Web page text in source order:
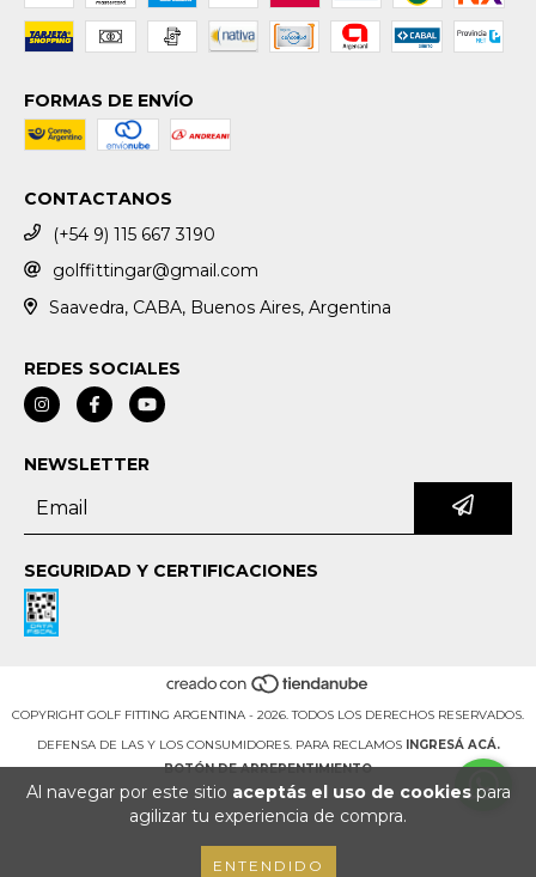
Al navegar por este sitio aceptás el uso de cookiespara
agilizar tu experiencia de compra.
ENTENDIDO
FORMAS DE ENVÍO
CONTACTANOS
(+54 9) 115 667 3190
golffittingar@gmail.com
Saavedra, CABA, Buenos Aires, Argentina
REDES SOCIALES
NEWSLETTER
SEGURIDAD Y CERTIFICACIONES
COPYRIGHT GOLF FITTING ARGENTINA - 2026. TODOS LOS DERECHOS RESERVADOS.
DEFENSA DE LAS Y LOS CONSUMIDORES. PARA RECLAMOS
INGRESÁ ACÁ.
BOTÓN DE ARREPENTIMIENTO